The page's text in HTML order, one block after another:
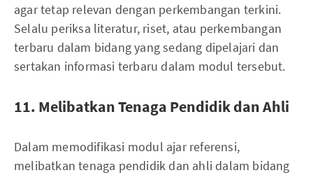
agar tetap relevan dengan perkembangan terkini.
Selalu periksa literatur, riset, atau perkembangan
terbaru dalam bidang yang sedang dipelajari dan
sertakan informasi terbaru dalam modul tersebut.
11. Melibatkan Tenaga Pendidik dan Ahli
Dalam memodifikasi modul ajar referensi,
melibatkan tenaga pendidik dan ahli dalam bidang